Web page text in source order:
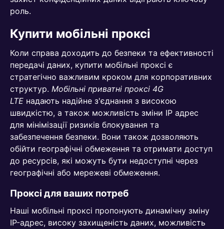
роль.
Купити мобільні проксі
Коли справа доходить до безпеки та ефективності
передачі даних, купити мобільні проксі є
стратегічно важливим кроком для корпоративних
структур. Мобільні приватні проксі 4G
LTE надають надійне з'єднання з високою
швидкістю, а також можливість зміни IP адрес
для мінімізації ризиків блокування та
забезпечення безпеки. Вони також дозволяють
обійти географічні обмеження та отримати доступ
до ресурсів, які можуть бути недоступні через
географічні або мережеві обмеження.
Проксі для ваших потреб
Наші мобільні проксі пропонують динамічну зміну
IP-адрес, високу захищеність даних, можливість